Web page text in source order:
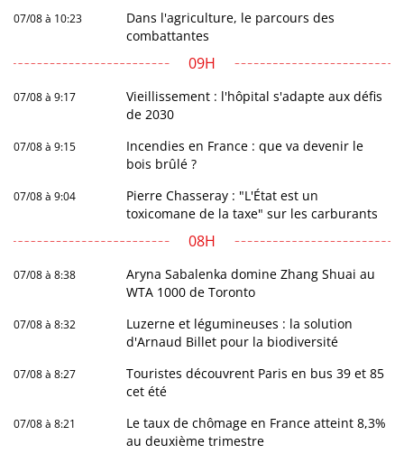
07/08 à 10:23
Dans l'agriculture, le parcours des
combattantes
09H
07/08 à 9:17
Vieillissement : l'hôpital s'adapte aux défis
de 2030
07/08 à 9:15
Incendies en France : que va devenir le
bois brûlé ?
07/08 à 9:04
Pierre Chasseray : "L'État est un
toxicomane de la taxe" sur les carburants
08H
07/08 à 8:38
Aryna Sabalenka domine Zhang Shuai au
WTA 1000 de Toronto
07/08 à 8:32
Luzerne et légumineuses : la solution
d'Arnaud Billet pour la biodiversité
07/08 à 8:27
Touristes découvrent Paris en bus 39 et 85
cet été
07/08 à 8:21
Le taux de chômage en France atteint 8,3%
au deuxième trimestre